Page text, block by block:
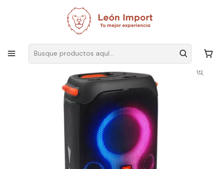
Envíos GRATIS
Audio y Video Parlantes
Parlante JBL PartyBox 110 portátil con bluetooth negra 100V/240V